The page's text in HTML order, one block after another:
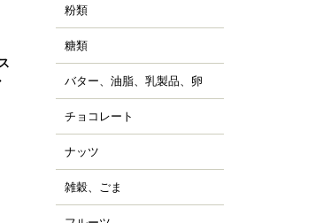
粉類
糖類
バター、油脂、乳製品、卵
トニ
チョコレート
ドか
ナッツ
雑穀、ごま